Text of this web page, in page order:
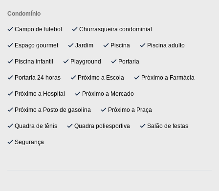
Condomínio
Campo de futebol Churrasqueira condominial
Espaço gourmet Jardim Piscina Piscina adulto
Piscina infantil Playground Portaria
Portaria 24 horas Próximo a Escola Próximo a Farmácia
Próximo a Hospital Próximo a Mercado
Próximo a Posto de gasolina Próximo a Praça
Quadra de tênis Quadra poliesportiva Salão de festas
Segurança